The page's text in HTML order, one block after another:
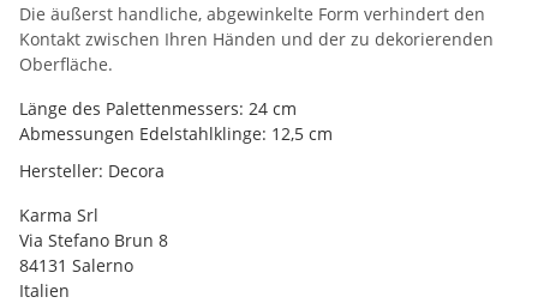
Die äußerst handliche, abgewinkelte Form verhindert den
Kontakt zwischen Ihren Händen und der zu dekorierenden
Oberfläche.
Länge des Palettenmessers: 24 cm
Abmessungen Edelstahlklinge: 12,5 cm
Hersteller: Decora
Karma Srl
Via Stefano Brun 8
84131 Salerno
Italien